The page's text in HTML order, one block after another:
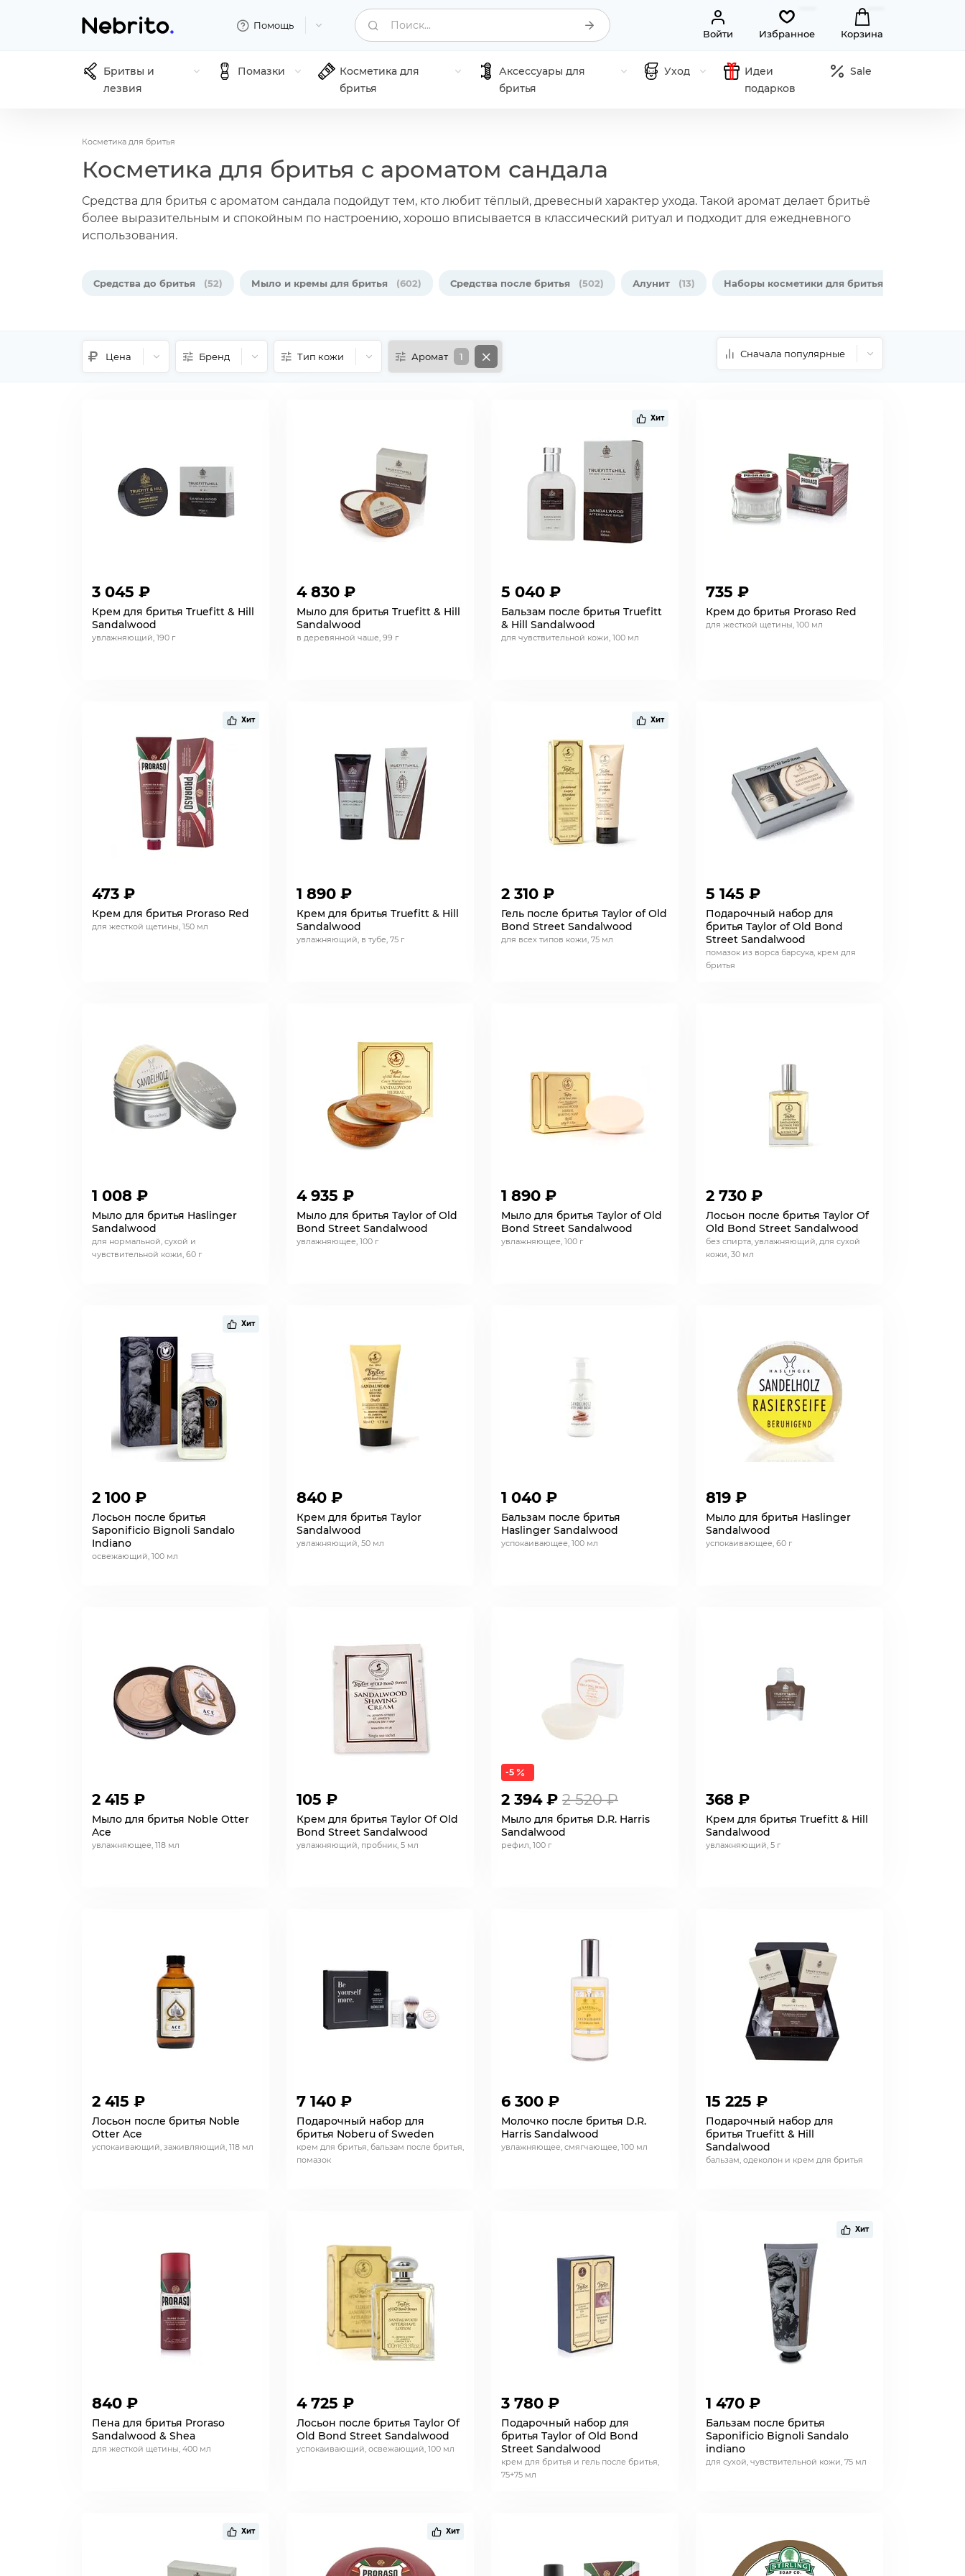
Помощь Поиск...
Войти Избранное Корзина
Бритвы и
лезвия
Помазки
Косметика для
бритья
Аксессуары для
бритья
Уход
Идеи
подарков
Sale
Косметика для бритья
Косметика для бритья с ароматом сандала
Средства для бритья с ароматом сандала подойдут тем, кто любит тёплый, древесный характер ухода. Такой аромат делает бритьё
более выразительным и спокойным по настроению, хорошо вписывается в классический ритуал и подходит для ежедневного
использования.
Средства до бритья (52) Мыло и кремы для бритья (602) Средства после бритья (502) Алунит (13) Наборы косметики для бритья
Цена Бренд Тип кожи Аромат 1 Сначала популярные
3 045 ₽
Крем для бритья Truefitt & Hill
Sandalwood
увлажняющий, 190 г
4 830 ₽
Мыло для бритья Truefitt & Hill
Sandalwood
в деревянной чаше, 99 г
Хит
5 040 ₽
Бальзам после бритья Truefitt
& Hill Sandalwood
для чувствительной кожи, 100 мл
735 ₽
Крем до бритья Proraso Red
для жесткой щетины, 100 мл
Хит
473 ₽
Крем для бритья Proraso Red
для жесткой щетины, 150 мл
1 890 ₽
Крем для бритья Truefitt & Hill
Sandalwood
увлажняющий, в тубе, 75 г
Хит
2 310 ₽
Гель после бритья Taylor of Old
Bond Street Sandalwood
для всех типов кожи, 75 мл
5 145 ₽
Подарочный набор для
бритья Taylor of Old Bond
Street Sandalwood
помазок из ворса барсука, крем для
бритья
1 008 ₽
Мыло для бритья Haslinger
Sandalwood
для нормальной, сухой и
чувствительной кожи, 60 г
4 935 ₽
Мыло для бритья Taylor of Old
Bond Street Sandalwood
увлажняющее, 100 г
1 890 ₽
Мыло для бритья Taylor of Old
Bond Street Sandalwood
увлажняющее, 100 г
2 730 ₽
Лосьон после бритья Taylor Of
Old Bond Street Sandalwood
без спирта, увлажняющий, для сухой
кожи, 30 мл
Хит
2 100 ₽
Лосьон после бритья
Saponificio Bignoli Sandalo
Indiano
освежающий, 100 мл
840 ₽
Крем для бритья Taylor
Sandalwood
увлажняющий, 50 мл
1 040 ₽
Бальзам после бритья
Haslinger Sandalwood
успокаивающее, 100 мл
819 ₽
Мыло для бритья Haslinger
Sandalwood
успокаивающее, 60 г
2 415 ₽
Мыло для бритья Noble Otter
Ace
увлажняющее, 118 мл
105 ₽
Крем для бритья Taylor Of Old
Bond Street Sandalwood
увлажняющий, пробник, 5 мл
-5
2 394 ₽ 2 520 ₽
Мыло для бритья D.R. Harris
Sandalwood
рефил, 100 г
368 ₽
Крем для бритья Truefitt & Hill
Sandalwood
увлажняющий, 5 г
2 415 ₽
Лосьон после бритья Noble
Otter Ace
успокаивающий, заживляющий, 118 мл
7 140 ₽
Подарочный набор для
бритья Noberu of Sweden
крем для бритья, бальзам после бритья,
помазок
6 300 ₽
Молочко после бритья D.R.
Harris Sandalwood
увлажняющее, смягчающее, 100 мл
15 225 ₽
Подарочный набор для
бритья Truefitt & Hill
Sandalwood
бальзам, одеколон и крем для бритья
840 ₽
Пена для бритья Proraso
Sandalwood & Shea
для жесткой щетины, 400 мл
4 725 ₽
Лосьон после бритья Taylor Of
Old Bond Street Sandalwood
успокаивающий, освежающий, 100 мл
3 780 ₽
Подарочный набор для
бритья Taylor of Old Bond
Street Sandalwood
крем для бритья и гель после бритья,
75+75 мл
Хит
1 470 ₽
Бальзам после бритья
Saponificio Bignoli Sandalo
indiano
для сухой, чувствительной кожи, 75 мл
Хит Хит